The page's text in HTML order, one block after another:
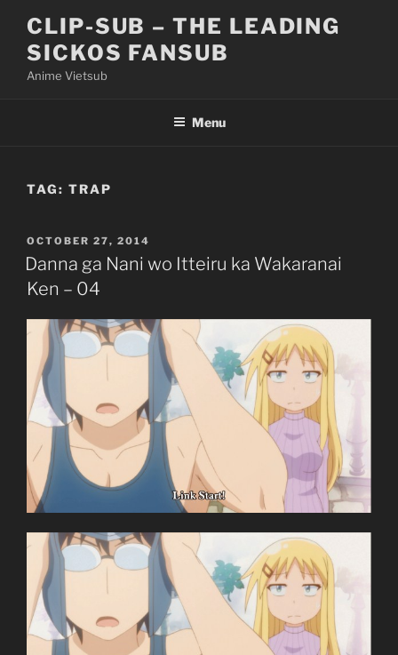
content
CLIP-SUB – THE LEADING
SICKOS FANSUB
Anime Vietsub
Menu
TAG: TRAP
POSTED
ON
OCTOBER 27, 2014
Danna ga Nani wo Itteiru ka Wakaranai
Ken – 04